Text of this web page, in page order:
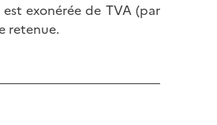
exonérée de TVA (par
retenue.